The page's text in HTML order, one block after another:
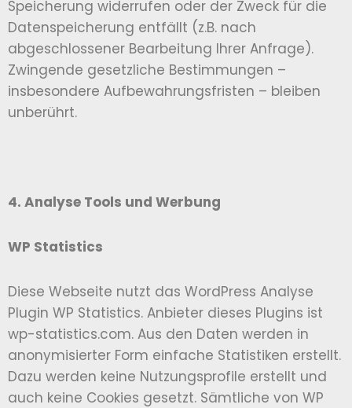
Speicherung widerrufen oder der Zweck für die
Datenspeicherung entfällt (z.B. nach
abgeschlossener Bearbeitung Ihrer Anfrage).
Zwingende gesetzliche Bestimmungen –
insbesondere Aufbewahrungsfristen – bleiben
unberührt.
4. Analyse Tools und Werbung
WP Statistics
Diese Webseite nutzt das WordPress Analyse
Plugin WP Statistics. Anbieter dieses Plugins ist
wp-statistics.com. Aus den Daten werden in
anonymisierter Form einfache Statistiken erstellt.
Dazu werden keine Nutzungsprofile erstellt und
auch keine Cookies gesetzt. Sämtliche von WP